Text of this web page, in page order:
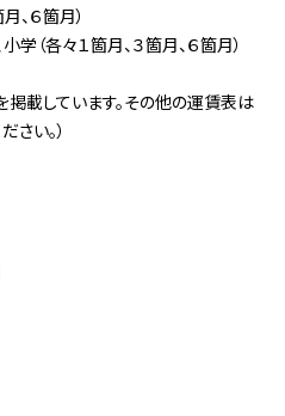
サイトポリシー
６箇月）
（各々１箇月、３箇月、６箇月）
載しています。その他の運賃表は
さい。）